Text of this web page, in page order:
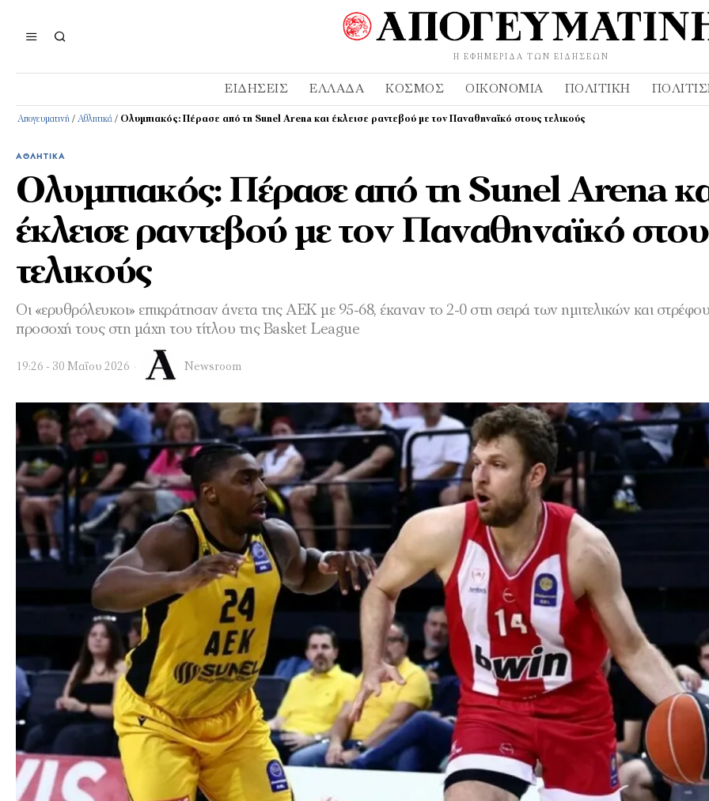
Η ΕΦΗΜΕΡΊΔΑ ΤΩΝ ΕΙΔΉΣΕΩΝ
ΕΙΔΉΣΕΙΣ ΕΛΛΆΔΑ ΚΌΣΜΟΣ ΟΙΚΟΝΟΜΊΑ ΠΟΛΙΤΙΚΉ
Απογευματινή / Αθλητικά / Ολυμπιακός: Πέρασε από τη Sunel Arena και έκλεισε ραντεβού με τον Παναθηναϊκό στους τελικούς
ΑΘΛΗΤΙΚΆ
Ολυμπιακός: Πέρασε από τη Sunel Arena
έκλεισε ραντεβού με τον Παναθηναϊκό
τελικούς
Οι «ερυθρόλευκοι» επικράτησαν άνετα της ΑΕΚ με 95-68, έκαναν το 2-0 στη σειρά των ημιτελικών και
προσοχή τους στη μάχη του τίτλου της Basket League
19:26 - 30 Μαΐου 2026 Newsroom